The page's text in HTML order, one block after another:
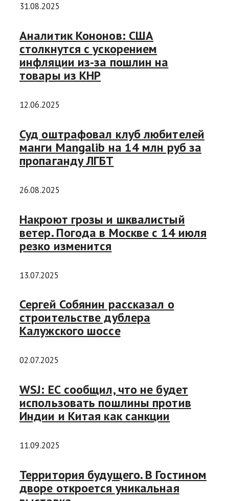
31.08.2025
Аналитик Кононов: США
столкнутся с ускорением
инфляции из-за пошлин на
товары из КНР
12.06.2025
Суд оштрафовал клуб любителей
манги Mangalib на 14 млн руб за
пропаганду ЛГБТ
26.08.2025
Накроют грозы и шквалистый
ветер. Погода в Москве с 14 июля
резко изменится
13.07.2025
Сергей Собянин рассказал о
строительстве дублера
Калужского шоссе
02.07.2025
WSJ: ЕС сообщил, что не будет
использовать пошлины против
Индии и Китая как санкции
11.09.2025
Территория будущего. В Гостином
дворе откроется уникальная